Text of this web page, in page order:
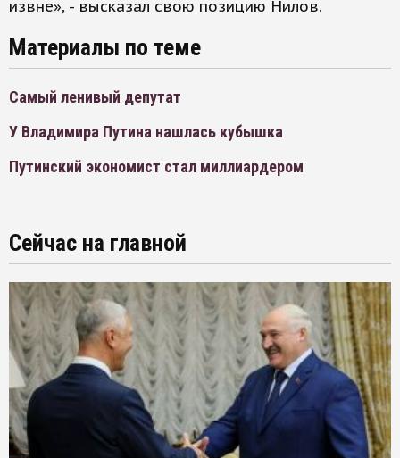
извне», - высказал свою позицию Нилов.
Материалы по теме
Самый ленивый депутат
У Владимира Путина нашлась кубышка
Путинский экономист стал миллиардером
Сейчас на главной